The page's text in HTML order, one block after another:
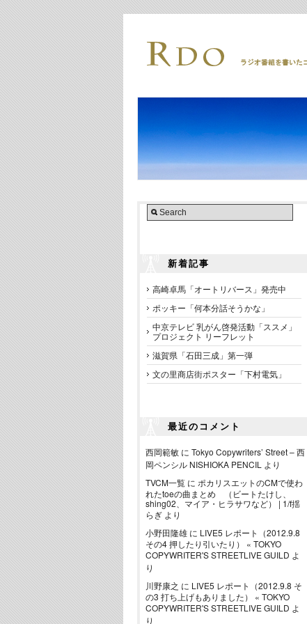
新着記事
高崎卓馬「オートリバース」発売中
ポッキー「何本分話そうかな」
中京テレビ 乳がん啓発活動「ススメ」
プロジェクト リーフレット
滋賀県「石田三成」第一弾
文の里商店街ポスター「下村電気」
最近のコメント
西岡範敏 に Tokyo Copywriters’ Street – 西
岡ペンシル NISHIOKA PENCIL より
TVCM一覧 に ポカリスエットのCMで使わ
れたtoeの曲まとめ （ビートたけし、
shing02、マイア・ヒラサワなど） | 1/f揺
らぎ より
小野田隆雄 に LIVE5 レポート（2012.9.8
その4 押したり引いたり） « TOKYO
COPYWRITER'S STREETLIVE GUILD よ
り
川野康之 に LIVE5 レポート（2012.9.8 そ
の3 打ち上げもありました） « TOKYO
COPYWRITER'S STREETLIVE GUILD よ
り